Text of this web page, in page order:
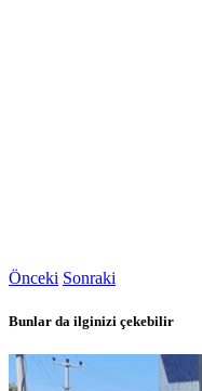
Önceki Sonraki
Bunlar da ilginizi çekebilir